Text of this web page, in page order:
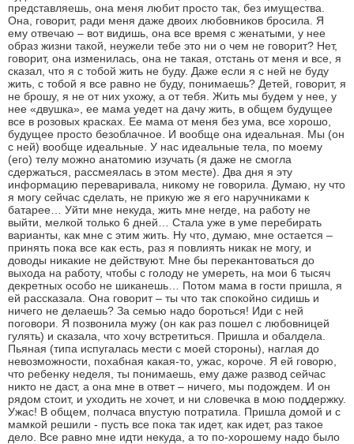
представляешь, она меня любит просто так, без имущества.
Она, говорит, ради меня даже двоих любовников бросила. Я
ему отвечаю – вот видишь, она все время с женатыми, у нее
образ жизни такой, неужели тебе это ни о чем не говорит? Нет,
говорит, она изменилась, она не такая, отстань от меня и все, я
сказал, что я с тобой жить не буду. Даже если я с ней не буду
жить, с тобой я все равно не буду, понимаешь? Детей, говорит, я
не брошу, я не от них ухожу, а от тебя. Жить мы будем у нее, у
нее «двушка», ее мама уедет на дачу жить, в общем будущее
все в розовых красках. Ее мама от меня без ума, все хорошо,
будущее просто безоблачное. И вообще она идеальная. Мы (он
с ней) вообще идеальные. У нас идеальные тела, по моему
(его) телу можно анатомию изучать (я даже не смогла
сдержаться, рассмеялась в этом месте). Два дня я эту
информацию переваривала, никому не говорила. Думаю, ну что
я могу сейчас сделать, не прикую же я его наручниками к
батарее… Уйти мне некуда, жить мне негде, на работу не
выйти, мелкой только 6 дней… Стала уже в уме перебирать
варианты, как мне с этим жить. Ну что, думаю, мне остается –
принять пока все как есть, раз я повлиять никак не могу, и
доводы никакие не действуют. Мне бы перекантоваться до
выхода на работу, чтобы с голоду не умереть, на мои 6 тысяч
декретных особо не шиканешь… Потом мама в гости пришла, я
ей рассказала. Она говорит – ты что так спокойно сидишь и
ничего не делаешь? За семью надо бороться! Иди с ней
поговори. Я позвонила мужу (он как раз пошел с любовницей
гулять) и сказала, что хочу встретиться. Пришла и обалдела.
Пьяная (типа испугалась мести с моей стороны), наглая до
невозможности, похабная какая-то, ужас, короче. Я ей говорю,
что ребенку неделя, ты понимаешь, ему даже развод сейчас
никто не даст, а она мне в ответ – ничего, мы подождем. И он
рядом стоит, и уходить не хочет, и ни словечка в мою поддержку.
Ужас! В общем, полчаса впустую потратила. Пришла домой и с
мамкой решили - пусть все пока так идет, как идет, раз такое
дело. Все равно мне идти некуда, а то по-хорошему надо было